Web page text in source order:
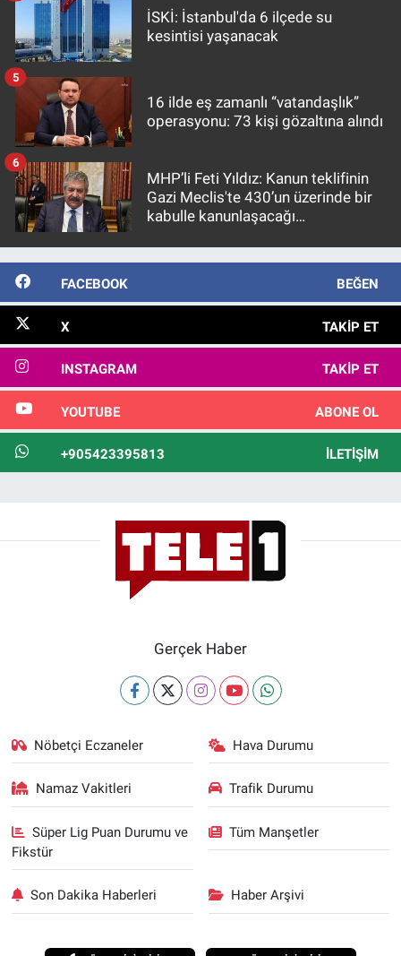
İSKİ: İstanbul'da 6 ilçede su
kesintisi yaşanacak
16 ilde eş zamanlı “vatandaşlık”
operasyonu: 73 kişi gözaltına alındı
5
MHP’li Feti Yıldız: Kanun teklifinin
Gazi Meclis'te 430’un üzerinde bir
kabulle kanunlaşacağı
6
FACEBOOK BEĞEN
X TAKIP ET
INSTAGRAM TAKIP ET
YOUTUBE ABONE OL
+905423395813 İLETIŞIM
Gerçek Haber
Nöbetçi Eczaneler Hava Durumu
Namaz Vakitleri Trafik Durumu
Süper Lig Puan Durumu ve
Fikstür
Tüm Manşetler
Son Dakika Haberleri Haber Arşivi